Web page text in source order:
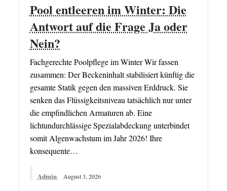
Pool entleeren im Winter: Die
Antwort auf die Frage Ja oder
Nein?
Fachgerechte Poolpflege im Winter Wir fassen
zusammen: Der Beckeninhalt stabilisiert künftig die
gesamte Statik gegen den massiven Erddruck. Sie
senken das Flüssigkeitsniveau tatsächlich nur unter
die empfindlichen Armaturen ab. Eine
lichtundurchlässige Spezialabdeckung unterbindet
somit Algenwachstum im Jahr 2026! Ihre
konsequente…
Admin August 3, 2026